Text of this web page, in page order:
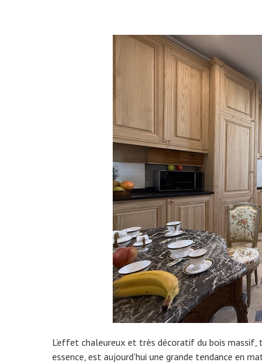
L’effet chaleureux et très décoratif du bois
essence, est aujourd’hui une grande tendance en